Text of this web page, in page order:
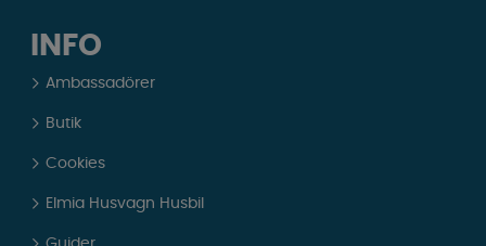
INFO
Ambassadörer
Butik
Cookies
Elmia Husvagn Husbil